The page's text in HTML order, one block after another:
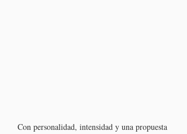
Con personalidad, intensidad y una propuesta